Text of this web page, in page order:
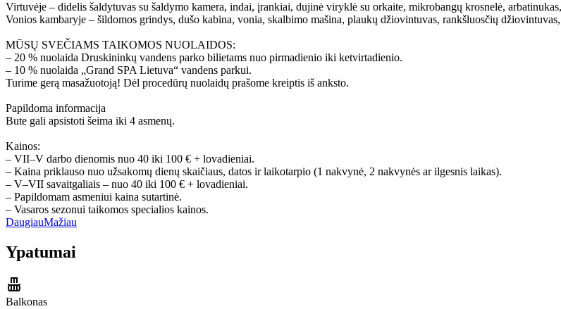
Virtuvėje – didelis šaldytuvas su šaldymo kamera, indai, įrankiai, dujinė viryklė su orkaite, mikrobangų krosnelė,
Vonios kambaryje – šildomos grindys, dušo kabina, vonia, skalbimo mašina, plaukų džiovintuvas, rankšluosčių
MŪSŲ SVEČIAMS TAIKOMOS NUOLAIDOS:
– 20 % nuolaida Druskininkų vandens parko bilietams nuo pirmadienio iki ketvirtadienio.
– 10 % nuolaida „Grand SPA Lietuva“ vandens parkui.
Turime gerą masažuotoją! Dėl procedūrų nuolaidų prašome kreiptis iš anksto.
Papildoma informacija
Bute gali apsistoti šeima iki 4 asmenų.
Kainos:
– VII–V darbo dienomis nuo 40 iki 100 € + lovadieniai.
– Kaina priklauso nuo užsakomų dienų skaičiaus, datos ir laikotarpio (1 nakvynė, 2 nakvynės ar ilgesnis laikas).
– V–VII savaitgaliais – nuo 40 iki 100 € + lovadieniai.
– Papildomam asmeniui kaina sutartinė.
– Vasaros sezonui taikomos specialios kainos.
DaugiauMažiau
Ypatumai
Balkonas